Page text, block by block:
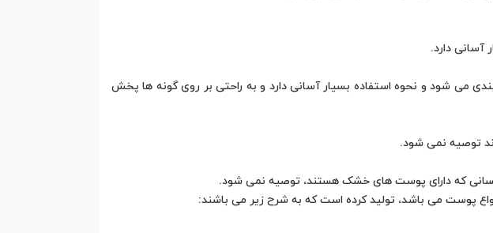
آسانی دارد.
می شود و نحوه استفاده بسیار آسانی دارد و به راحتی بر روی گونه ها پخش
توصیه نمی شود.
به کسانی که دارای پوست های خشک هستند، توصیه نمی شود.
پوست می باشد، تولید کرده است که به شرح زیر می باشند: